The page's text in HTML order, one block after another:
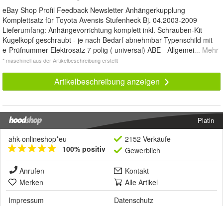
eBay Shop Profil Feedback Newsletter Anhängerkupplung
Komplettsatz für Toyota Avensis Stufenheck Bj. 04.2003-2009
Lieferumfang: Anhängevorrichtung komplett inkl. Schrauben-Kit
Kugelkopf geschraubt - je nach Bedarf abnehmbar Typenschild mit
e-Prüfnummer Elektrosatz 7 polig ( universal) ABE - Allgemei... Mehr
* maschinell aus der Artikelbeschreibung erstellt
Artikelbeschreibung anzeigen
Platin
ahk-onlineshop*eu
100% positiv
2152 Verkäufe
Gewerblich
Anrufen
Kontakt
Merken
Alle Artikel
Impressum
Datenschutz